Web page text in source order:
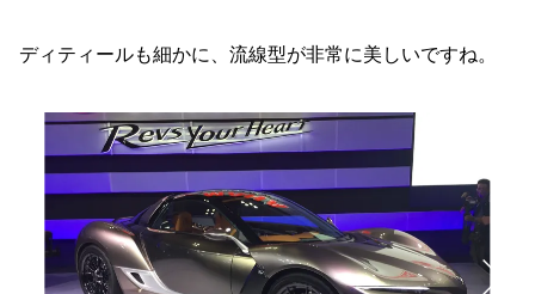
ディティールも細かに、流線型が非常に美しいですね。